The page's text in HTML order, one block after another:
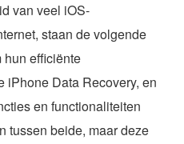
van veel iOS-
staan de volgende
efficiënte
iPhone Data Recovery, en
en functionaliteiten
tussen beide, maar deze